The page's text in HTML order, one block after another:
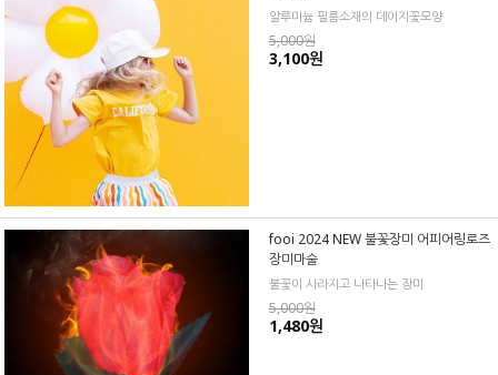
알루미늄 필름소재의 데이지꽃모양
5,000원
3,100원
fooi 2024 NEW 불꽃장미 어피어링로즈
장미마술
불꽃이 사라지고 나타나는 장미
5,000원
1,480원